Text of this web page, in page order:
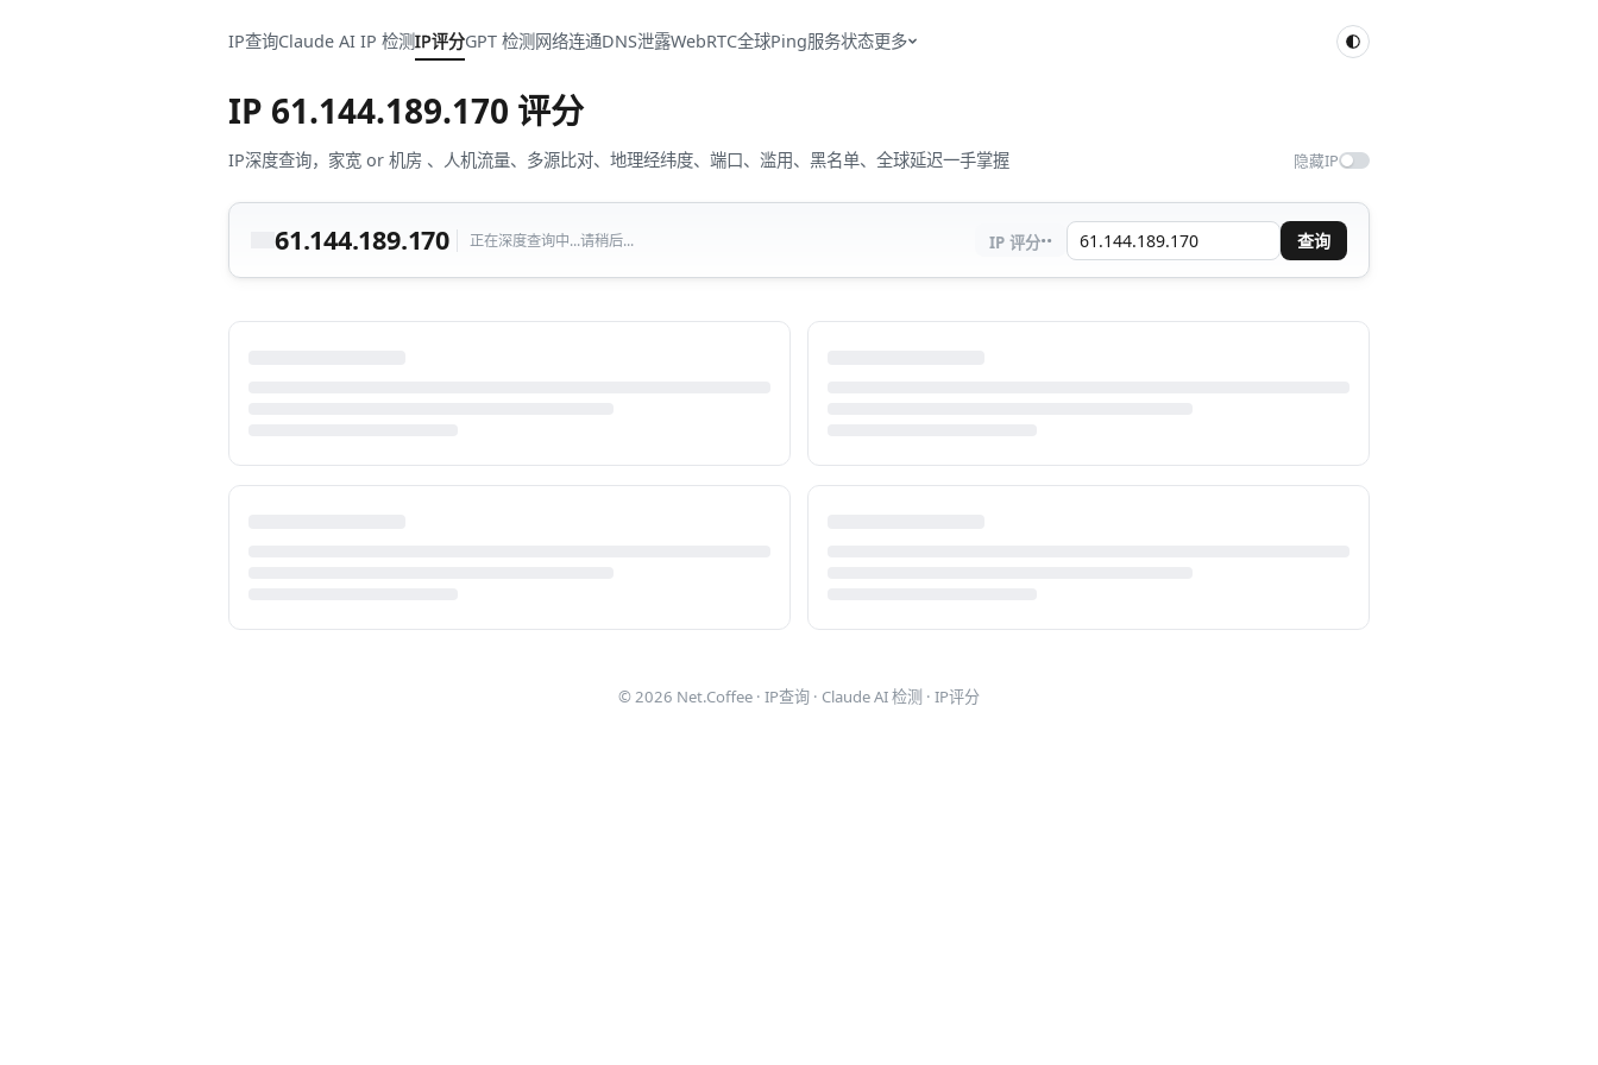
IP查询Claude AI IP 检测IP评分GPT 检测网络连通DNS泄露WebRTC全球Ping服务状态更多
IP 61.144.189.170 评分
IP深度查询，家宽 or 机房 、人机流量、多源比对、地理经纬度、端口、滥用、黑名单、全球延迟一手掌握 隐藏IP
61.144.189.170 正在深度查询中...请稍后... IP 评分·· 查询
© 2026 Net.Coffee · IP查询 · Claude AI 检测 · IP评分